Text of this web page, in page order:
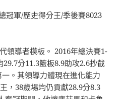
冠軍/歷史得分王/季後賽8023
領導者模板。 2016年總決賽1-
分11.3籃板8.9助攻2.6抄截
。其領導力體現在進化能力
，38歲場均仍貢獻28.9分8.3